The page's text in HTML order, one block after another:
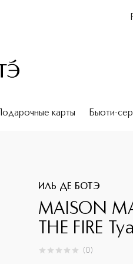
Подарочные карты Бьюти-
ИЛЬ ДЕ БОТЭ
MAISON
THE FIRE
0из 0 (0)